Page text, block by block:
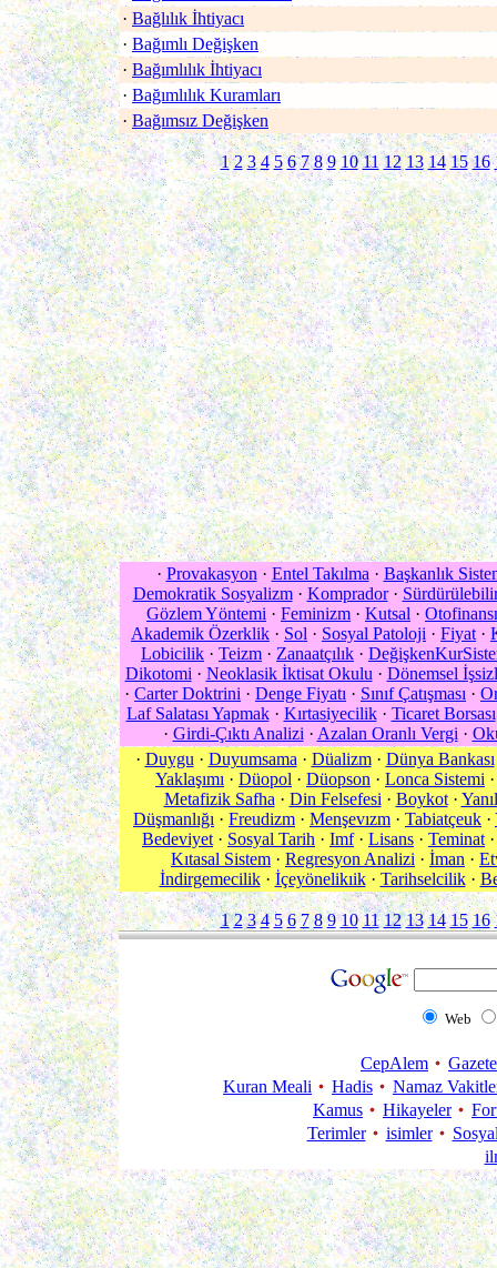
· Bağlılık İhtiyacı
· Bağımlı Değişken
· Bağımlılık İhtiyacı
· Bağımlılık Kuramları
· Bağımsız Değişken
1 2 3 4 5 6 7 8 9 10 11 12 13 14 15 16
· Provakasyon · Entel Takılma · Başkanlık
Demokratik Sosyalizm· Komprador·
Gözlem Yöntemi · Feminizm · Kutsal ·
Akademik Özerklik · Sol · Sosyal Patoloji · Fiyat ·
Lobicilik · Teizm · Zanaatçılık ·
Dikotomi · Neoklasik İktisat Okulu · Dönemsel
· Carter Doktrini · Denge Fiyatı · Sınıf Çatışması ·
Laf Salatası Yapmak· Kırtasiyecilik· Ticaret Borsası
· Girdi-Çıktı Analizi · Azalan Oranlı Vergi ·
· Duygu · Duyumsama · Düalizm· Dünya Bankası
Yaklaşımı · Düopol · Düopson · Lonca Sistemi
Metafizik Safha · Din Felsefesi · Boykot·
Düşmanlığı · Freudizm · Menşevızm · Tabiatçeuk ·
Bedeviyet · Sosyal Tarih · Imf· Lisans · Teminat
Kıtasal Sistem · Regresyon Analizi · İman ·
İndirgemecilik· İçeyönelikıik· Tarihselcilik·
1 2 3 4 5 6 7 8 9 10 11 12 13 14 15 16
Web
CepAlem
Kuran Meali
Hadis
Namaz
Kamus
Hikayeler
Terimler
isimler